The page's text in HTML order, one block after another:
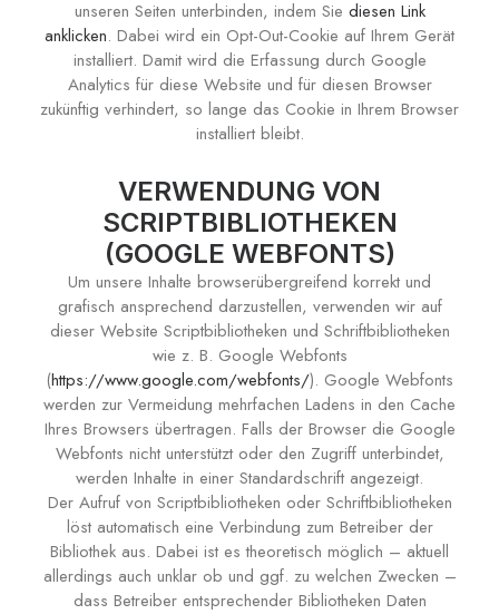
unseren Seiten unterbinden, indem Sie diesen Link
anklicken. Dabei wird ein Opt-Out-Cookie auf Ihrem Gerät
installiert. Damit wird die Erfassung durch Google
Analytics für diese Website und für diesen Browser
zukünftig verhindert, so lange das Cookie in Ihrem Browser
installiert bleibt.
VERWENDUNG VON
SCRIPTBIBLIOTHEKEN
(GOOGLE WEBFONTS)
Um unsere Inhalte browserübergreifend korrekt und
grafisch ansprechend darzustellen, verwenden wir auf
dieser Website Scriptbibliotheken und Schriftbibliotheken
wie z. B. Google Webfonts
(https://www.google.com/webfonts/). Google Webfonts
werden zur Vermeidung mehrfachen Ladens in den Cache
Ihres Browsers übertragen. Falls der Browser die Google
Webfonts nicht unterstützt oder den Zugriff unterbindet,
werden Inhalte in einer Standardschrift angezeigt.
Der Aufruf von Scriptbibliotheken oder Schriftbibliotheken
löst automatisch eine Verbindung zum Betreiber der
Bibliothek aus. Dabei ist es theoretisch möglich – aktuell
allerdings auch unklar ob und ggf. zu welchen Zwecken –
dass Betreiber entsprechender Bibliotheken Daten